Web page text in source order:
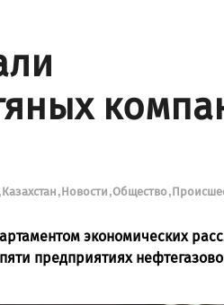
Казахстан НовостиОбщество
экономических
предприятиях